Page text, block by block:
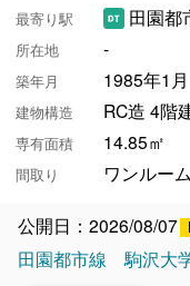
最寄り駅 田園都
所在地 -
築年月 1985年1月
建物構造 RC造 4階
専有面積 14.85㎡
間取り ワンルーム
公開日：2026/08/07
田園都市線
駒沢大